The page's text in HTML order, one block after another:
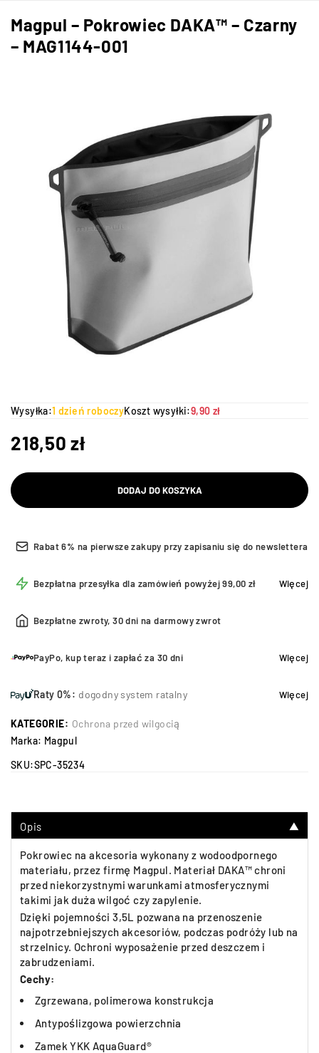
Magpul – Pokrowiec DAKA™ – Czarny
– MAG1144-001
Wysyłka:1 dzień roboczyKoszt wysyłki:9,90 zł
218,50zł
DODAJ DO KOSZYKA
Rabat 6% na pierwsze zakupy przy zapisaniu się do newslettera
Bezpłatna przesyłka dla zamówień powyżej 99,00 zł Więcej
Bezpłatne zwroty, 30 dni na darmowy zwrot
PayPo, kup teraz i zapłać za 30 dni Więcej
Raty 0%: dogodny system ratalny Więcej
KATEGORIE: Ochrona przed wilgocią
Marka: Magpul
SKU:SPC-35234
Opis ▼
Pokrowiec na akcesoria wykonany z wodoodpornego
materiału, przez firmę Magpul. Materiał DAKA™ chroni
przed niekorzystnymi warunkami atmosferycznymi
takimi jak duża wilgoć czy zapylenie.
Dzięki pojemności 3,5L pozwana na przenoszenie
najpotrzebniejszych akcesoriów, podczas podróży lub na
strzelnicy. Ochroni wyposażenie przed deszczem i
zabrudzeniami.
Cechy:
Zgrzewana, polimerowa konstrukcja
Antypoślizgowa powierzchnia
Zamek YKK AquaGuard®